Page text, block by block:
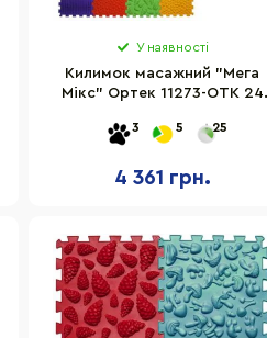
У наявності
Килимок масажний "Мега
Мікс" Ортек 11273-OTK 24
3 5 25
4 361 грн.